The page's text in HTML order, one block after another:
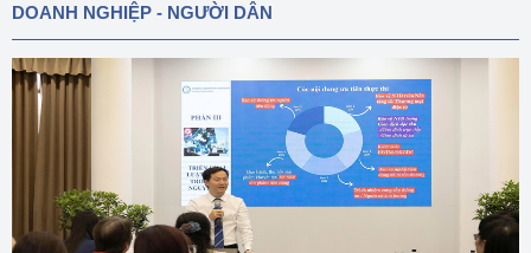
DOANH NGHIỆP - NGƯỜI DÂN